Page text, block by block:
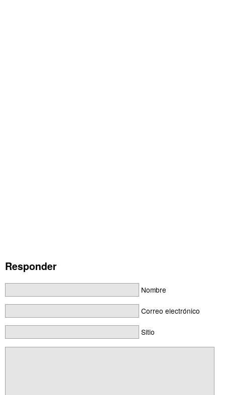
Responder
Nombre
Correo electrónico
Sitio